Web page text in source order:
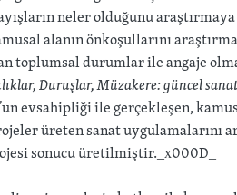
neler olduğunu
alanın önkoşullarını
toplumsal durumlar ile angaje
Duruşlar, Müzakere: güncel
’un evsahipliği ile gerçekleşen,
üreten sanat uygulamalarını
sonucu üretilmiştir._x000D_